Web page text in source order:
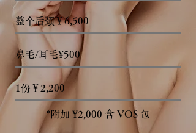
整个后颈￥6,500
鼻毛/耳毛¥500
1份￥2,200
*附加 ¥2,000 含 VOS 包